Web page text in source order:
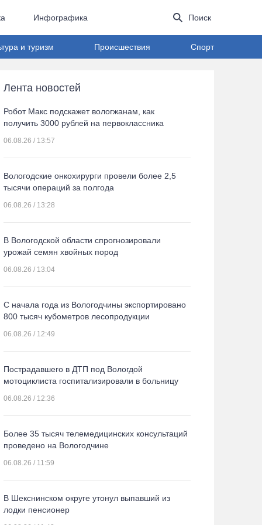
Инфографика Поиск
и туризм Происшествия Спорт
Лента новостей
Робот Макс подскажет вологжанам, как
получить 3000 рублей на первоклассника
06.08.26 / 13:57
Вологодские онкохирурги провели более 2,5
тыcячи операций за полгода
06.08.26 / 13:28
В Вологодской области спрогнозировали
урожай семян хвойных пород
06.08.26 / 13:04
С начала года из Вологодчины экспортировано
800 тысяч кубометров лесопродукции
06.08.26 / 12:49
Пострадавшего в ДТП под Вологдой
мотоциклиста госпитализировали в больницу
06.08.26 / 12:36
Более 35 тысяч телемедицинских консультаций
проведено на Вологодчине
06.08.26 / 11:59
В Шекснинском округе утонул выпавший из
лодки пенсионер